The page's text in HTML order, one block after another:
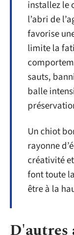
installez le
l’abri de
favorise
limite la
sauts,
balle
Un chiot
rayonne
créativité
font toute
être à la
D'autres